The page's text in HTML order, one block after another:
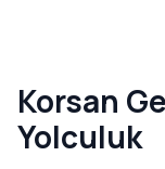
Korsan
Yolculuk